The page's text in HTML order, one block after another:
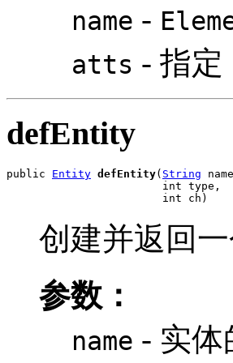
name -
atts - 指定
defEntity
public Entity defEntity( String
                        int type,
                        int ch)
创建并返回
参数：
name - 实体